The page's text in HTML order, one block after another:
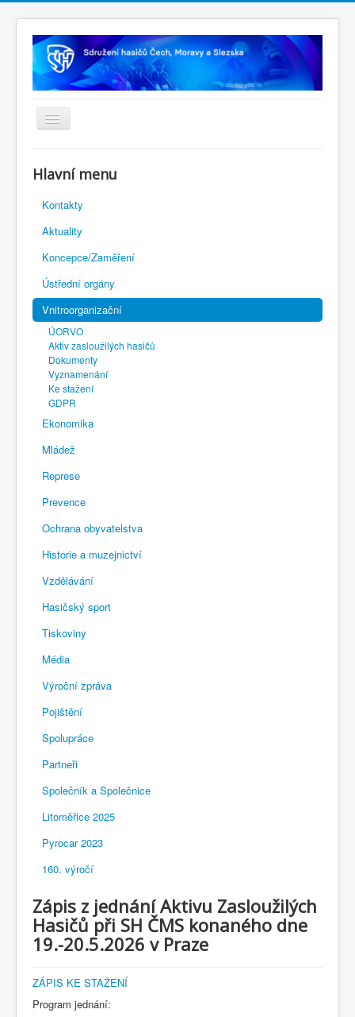
Rejstřík sportu
Novelizace Stanov SH ČMS
Plán činnosti 2026
Kalendář akcí
Výhody pro členy
Portál REDENOX
Hlavní menu
Kontakty
Aktuality
Koncepce/Zaměření
Ústřední orgány
Vnitroorganizační
ÚORVO
Aktiv zasloužilých hasičů
Dokumenty
Vyznamenání
Ke stažení
GDPR
Ekonomika
Mládež
Represe
Prevence
Ochrana obyvatelstva
Historie a muzejnictví
Vzdělávání
Hasičský sport
Tiskoviny
Média
Výroční zpráva
Pojištění
Spolupráce
Partneři
Společník a Společnice
Litoměřice 2025
Pyrocar 2023
160. výročí
Zápis z jednání Aktivu Zasloužilých
Hasičů při SH ČMS konaného dne
19.-20.5.2026 v Praze
ZÁPIS KE STAŽENÍ
Program jednání: